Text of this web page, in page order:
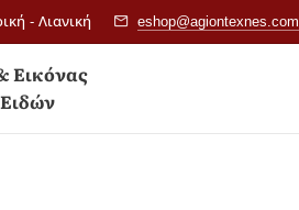
- Λιανική eshop@agiontexnes.com
& Εικόνας